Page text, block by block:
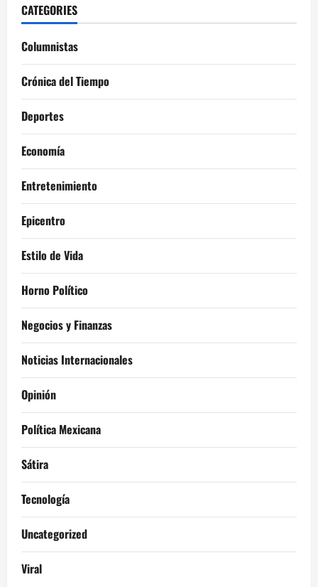
CATEGORIES
Columnistas
Crónica del Tiempo
Deportes
Economía
Entretenimiento
Epicentro
Estilo de Vida
Horno Político
Negocios y Finanzas
Noticias Internacionales
Opinión
Política Mexicana
Sátira
Tecnología
Uncategorized
Viral